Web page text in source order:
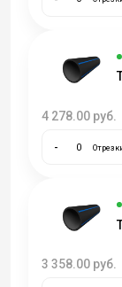
4 278.00 руб.
-
3 358.00 руб.